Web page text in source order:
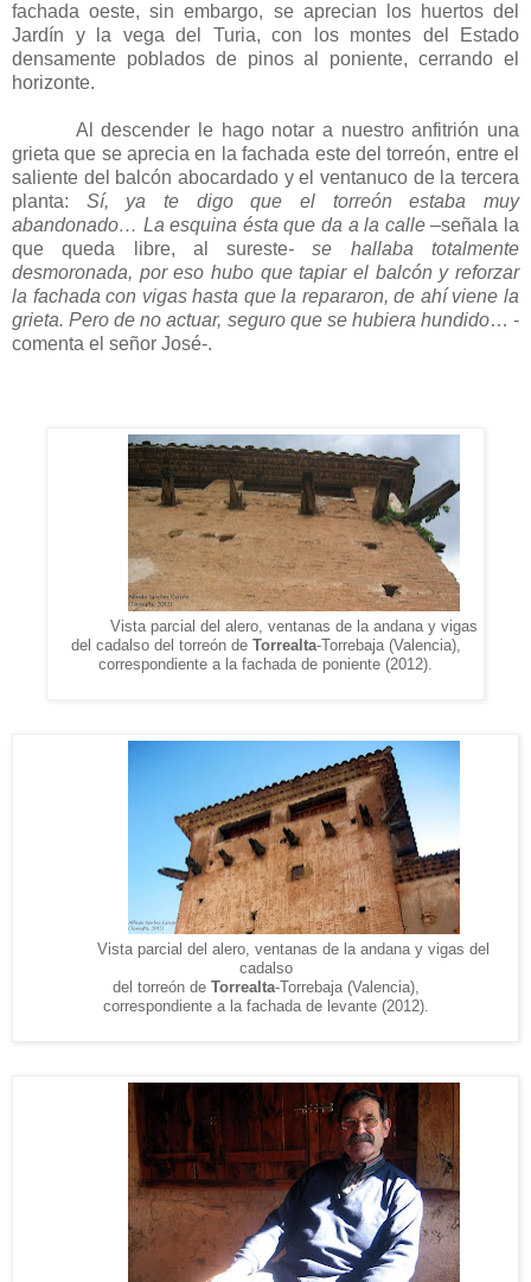
fachada oeste, sin embargo, se aprecian los huertos del
Jardín y la vega del Turia, con los montes del Estado
densamente poblados de pinos al poniente, cerrando el
horizonte.
Al descender le hago notar a nuestro anfitrión una
grieta que se aprecia en la fachada este del torreón, entre el
saliente del balcón abocardado y el ventanuco de la tercera
planta: Sí, ya te digo que el torreón estaba muy
abandonado… La esquina ésta que da a la calle –señala la
que queda libre, al sureste- se hallaba totalmente
desmoronada, por eso hubo que tapiar el balcón y reforzar
la fachada con vigas hasta que la repararon, de ahí viene la
grieta. Pero de no actuar, seguro que se hubiera hundido… -
comenta el señor José-.
Vista parcial del alero, ventanas de la andana y vigas
del cadalso del torreón de Torrealta-Torrebaja (Valencia),
correspondiente a la fachada de poniente (2012).
Vista parcial del alero, ventanas de la andana y vigas del
cadalso
del torreón de Torrealta-Torrebaja (Valencia),
correspondiente a la fachada de levante (2012).